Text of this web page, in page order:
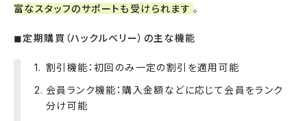
富なスタッフのサポートも受けられます 。
◼︎定期購買（ハックルベリー）の主な機能
割引機能：初回のみ一定の割引を適用可能
会員ランク機能：購入金額などに応じて会員をランク
分け可能